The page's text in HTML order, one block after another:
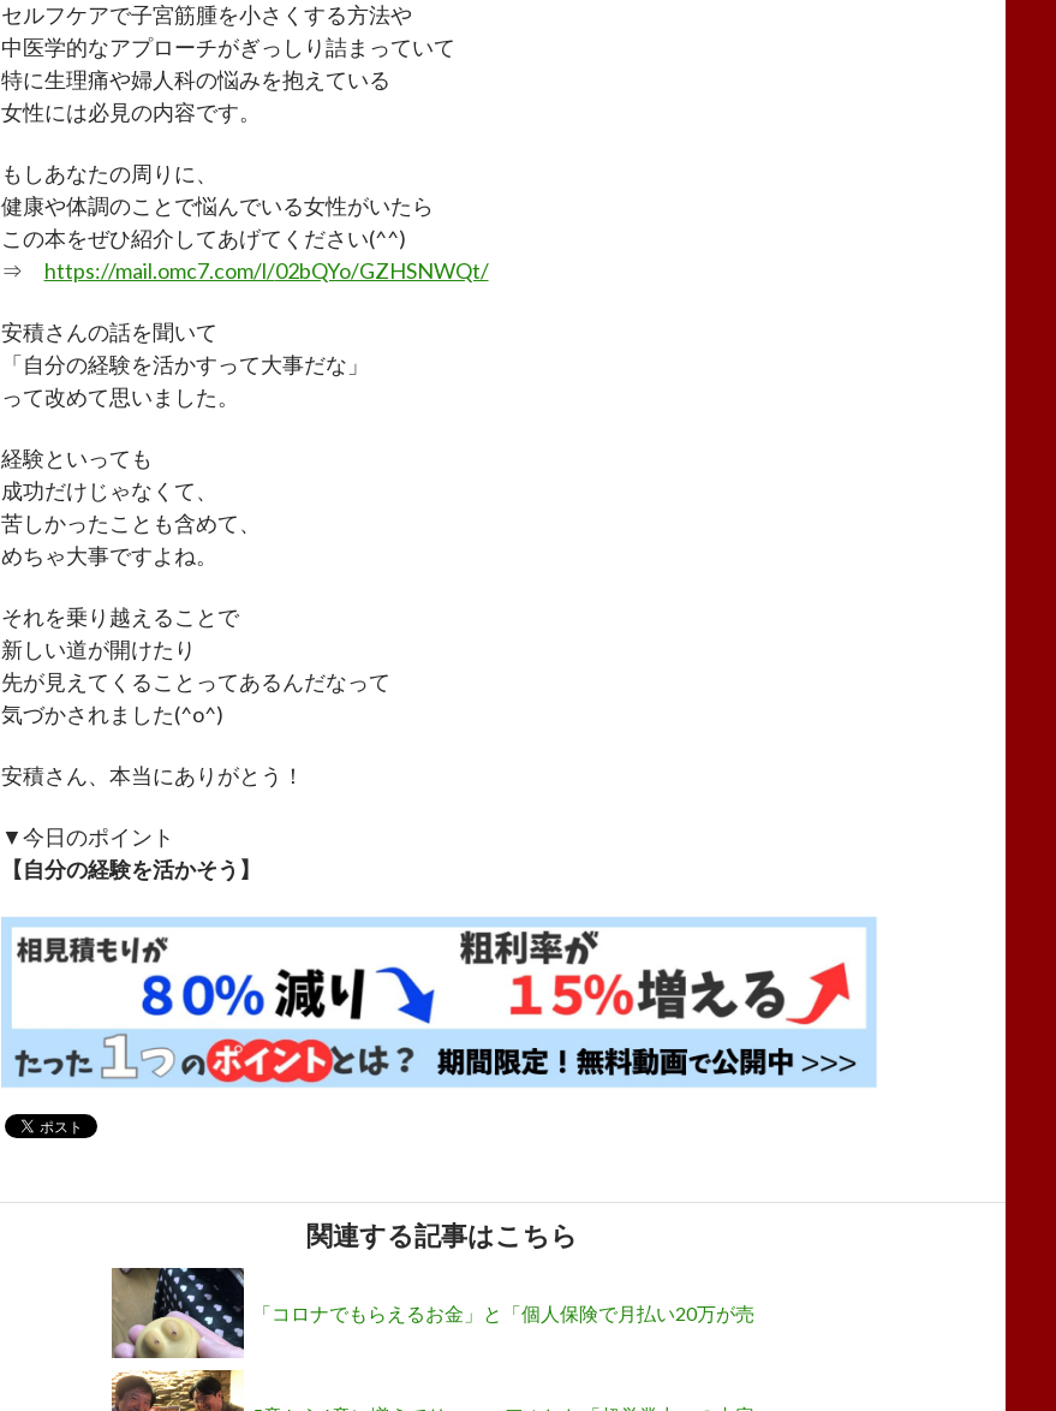
セルフケアで子宮筋腫を小さくする方法や
中医学的なアプローチがぎっしり詰まっていて
特に生理痛や婦人科の悩みを抱えている
女性には必見の内容です。
もしあなたの周りに、
健康や体調のことで悩んでいる女性がいたら
この本をぜひ紹介してあげてください(^^)
⇒ https://mail.omc7.com/l/02bQYo/GZHSNWQt/
安積さんの話を聞いて
「自分の経験を活かすって大事だな」
って改めて思いました。
経験といっても
成功だけじゃなくて、
苦しかったことも含めて、
めちゃ大事ですよね。
それを乗り越えることで
新しい道が開けたり
先が見えてくることってあるんだなって
気づかされました(^o^)
安積さん、本当にありがとう！
▼今日のポイント
【自分の経験を活かそう】
関連する記事はこちら
「コロナでもらえるお金」と「個人保険で月払い20万が売
れる方法」